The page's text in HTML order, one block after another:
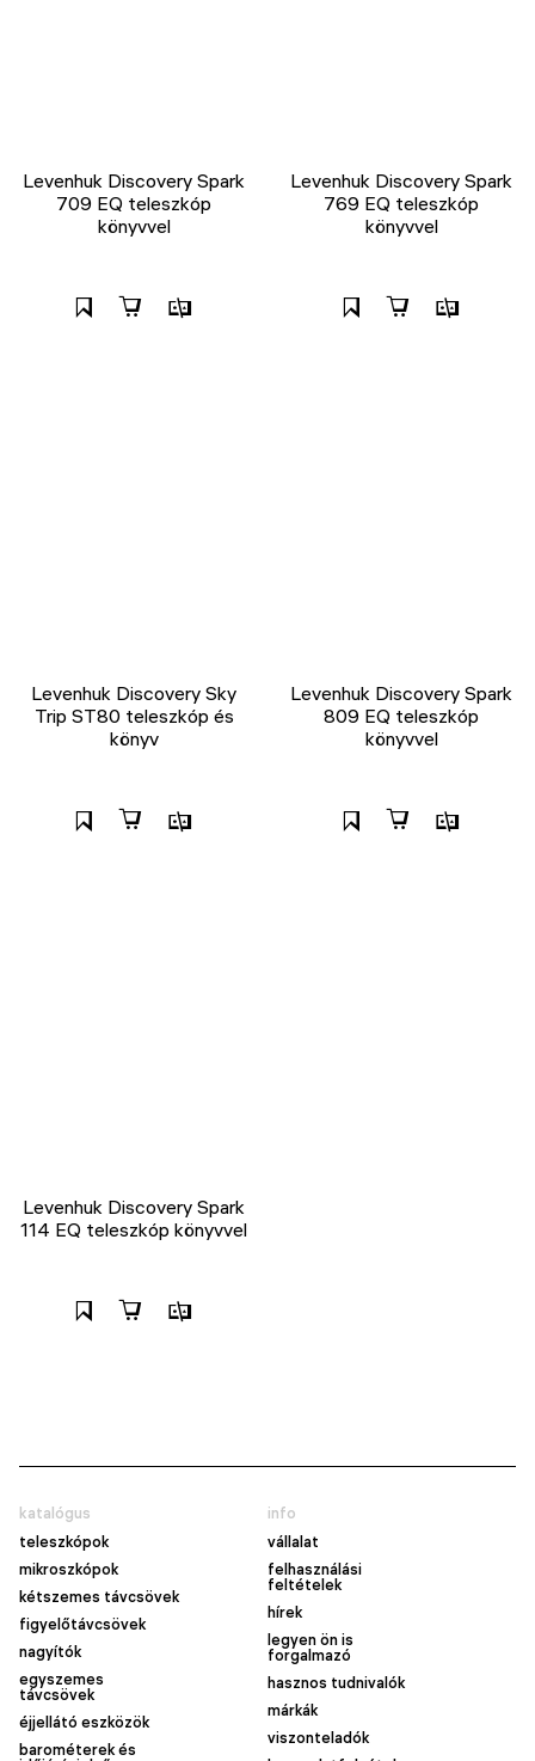
Levenhuk Discovery Spark
709 EQ teleszkóp
könyvvel
Levenhuk Discovery Spark
769 EQ teleszkóp
könyvvel
Levenhuk Discovery Sky
Trip ST80 teleszkóp és
könyv
Levenhuk Discovery Spark
809 EQ teleszkóp
könyvvel
Levenhuk Discovery Spark
114 EQ teleszkóp könyvvel
katalógus
teleszkópok
mikroszkópok
kétszemes távcsövek
figyelőtávcsövek
nagyítók
egyszemes
távcsövek
éjjellátó eszközök
barométerek és
info
vállalat
felhasználási
feltételek
hírek
legyen ön is
forgalmazó
hasznos tudnivalók
márkák
viszonteladók